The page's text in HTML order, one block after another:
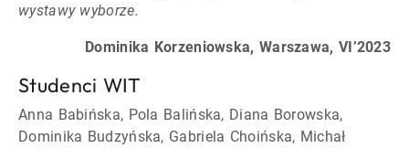
wystawy wyborze.
Dominika Korzeniowska, Warszawa, VI’2023
Studenci WIT
Anna Babińska, Pola Balińska, Diana Borowska,
Dominika Budzyńska, Gabriela Choińska, Michał